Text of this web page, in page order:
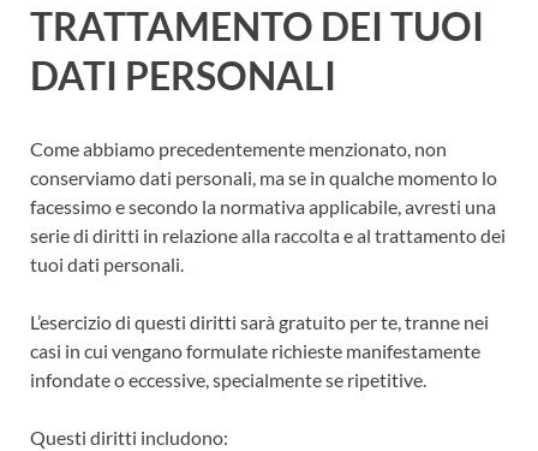
TRATTAMENTO DEI TUOI
DATI PERSONALI
Come abbiamo precedentemente menzionato, non
conserviamo dati personali, ma se in qualche momento lo
facessimo e secondo la normativa applicabile, avresti una
serie di diritti in relazione alla raccolta e al trattamento dei
tuoi dati personali.
L’esercizio di questi diritti sarà gratuito per te, tranne nei
casi in cui vengano formulate richieste manifestamente
infondate o eccessive, specialmente se ripetitive.
Questi diritti includono: